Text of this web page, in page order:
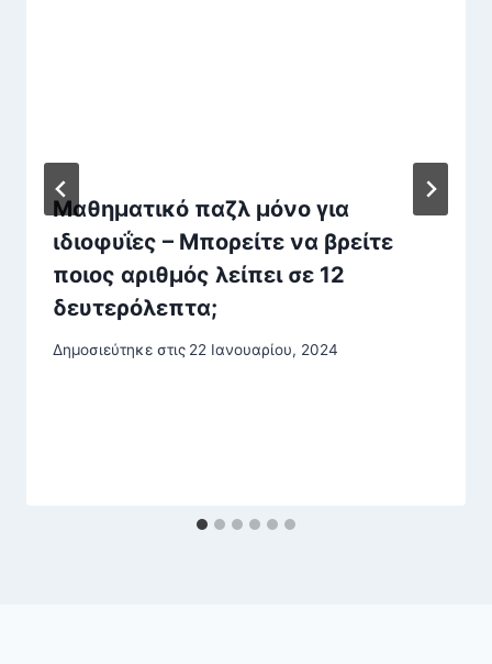
Μαθηματικό παζλ μόνο για
ιδιοφυΐες – Μπορείτε να βρείτε
ποιος αριθμός λείπει σε 12
δευτερόλεπτα;
Δημοσιεύτηκε στις 22 Ιανουαρίου, 2024